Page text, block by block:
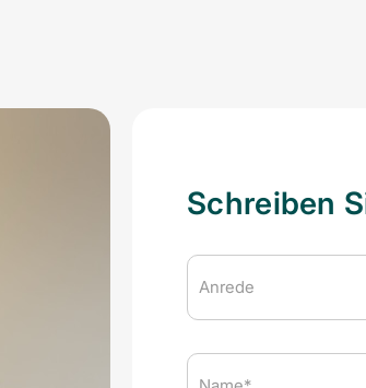
Schreiben